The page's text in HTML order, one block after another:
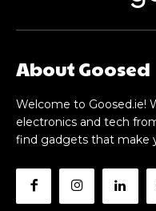
About Goosed
Welcome to Goosed.ie!
electronics and tech
find gadgets that make